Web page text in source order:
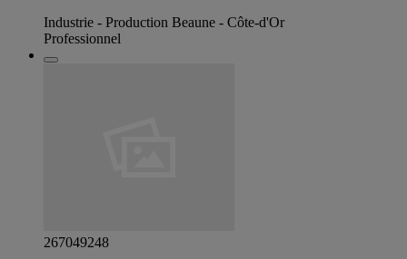
Industrie - Production Beaune - Côte-d'Or
Professionnel
267049248